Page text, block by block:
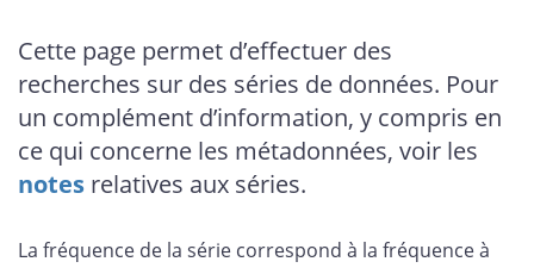
Cette page permet d’effectuer des
recherches sur des séries de données. Pour
un complément d’information, y compris en
ce qui concerne les métadonnées, voir les
notes relatives aux séries.
La fréquence de la série correspond à la fréquence à